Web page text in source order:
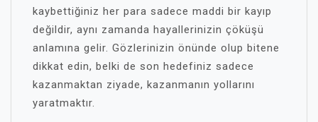
kaybettiğiniz her para sadece maddi bir kayıp
değildir, aynı zamanda hayallerinizin çöküşü
anlamına gelir. Gözlerinizin önünde olup bitene
dikkat edin, belki de son hedefiniz sadece
kazanmaktan ziyade, kazanmanın yollarını
yaratmaktır.